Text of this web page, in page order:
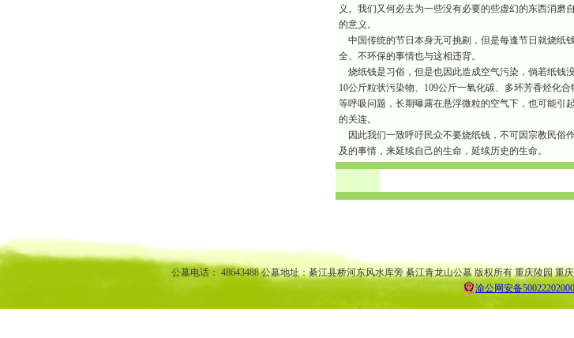
义。我们又何必去为一些没有必要的些虚幻的东西消磨
的意义。
中国传统的节日本身无可挑剔，但是每逢节日就烧纸
全、不环保的事情也与这相违背。
烧纸钱是习俗，但是也因此造成空气污染，倘若纸钱
10公斤粒状污染物、109公斤一氧化碳、多环芳香烃化
等呼吸问题，长期曝露在悬浮微粒的空气下，也可能引
的关连。
因此我们一致呼吁民众不要烧纸钱，不可因宗教民俗
及的事情，来延续自己的生命，延续历史的生命。
公墓电话： 48643488 公墓地址：綦江县桥河东风水库旁 綦江青龙山公墓 版权所有 重庆陵园 重
渝公网安备